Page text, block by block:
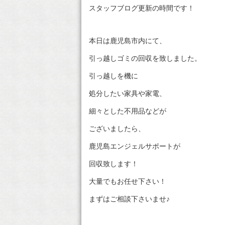
スタッフブログ更新の時間です！
本日は鹿児島市内にて、
引っ越しゴミの回収を致しました。
引っ越しを機に
処分したい家具や家電、
細々とした不用品などが
ございましたら、
鹿児島エンジェルサポートが
回収致します！
大量でもお任せ下さい！
まずはご相談下さいませ♪